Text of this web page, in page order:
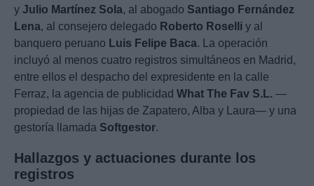
y Julio Martínez Sola, al abogado Santiago Fernández
Lena, al consejero delegado Roberto Roselli y al
banquero peruano Luis Felipe Baca. La operación
incluyó al menos cuatro registros simultáneos en Madrid,
entre ellos el despacho del expresidente en la calle
Ferraz, la agencia de publicidad What The Fav S.L. —
propiedad de las hijas de Zapatero, Alba y Laura— y una
gestoría llamada Softgestor.
Hallazgos y actuaciones durante los
registros